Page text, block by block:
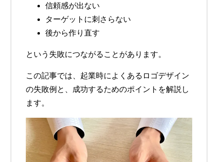
信頼感が出ない
ターゲットに刺さらない
後から作り直す
という失敗につながることがあります。
この記事では、起業時によくあるロゴデザイン
の失敗例と、成功するためのポイントを解説し
ます。